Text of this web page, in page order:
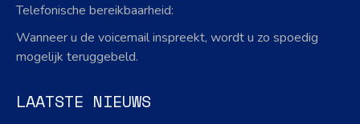
Telefonische bereikbaarheid:
Wanneer u de voicemail inspreekt, wordt u zo spoedig
mogelijk teruggebeld.
LAATSTE NIEUWS